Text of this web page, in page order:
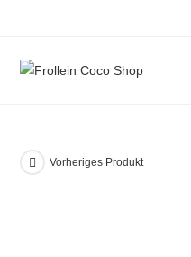
Vorheriges Produkt